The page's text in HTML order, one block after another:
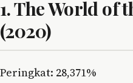
1. The World of
(2020)
Peringkat: 28,371%